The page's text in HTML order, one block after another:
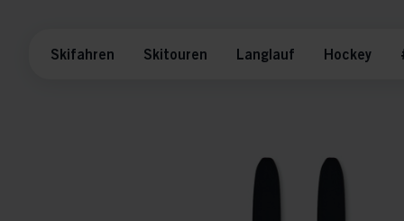
Skifahren Skitouren Langlauf Hockey